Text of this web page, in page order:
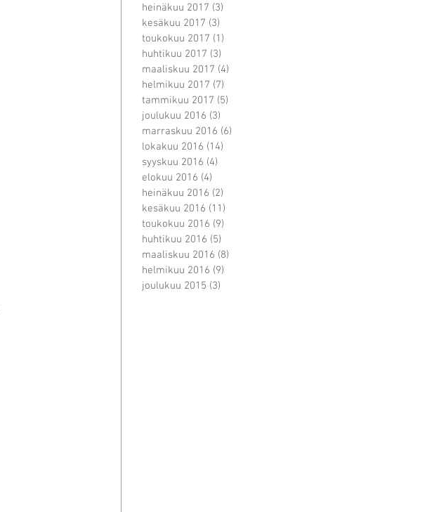
heinäkuu 2017 (3)
kesäkuu 2017 (3)
toukokuu 2017 (1)
huhtikuu 2017 (3)
maaliskuu 2017 (4)
helmikuu 2017 (7)
tammikuu 2017 (5)
joulukuu 2016 (3)
marraskuu 2016 (6)
lokakuu 2016 (14)
syyskuu 2016 (4)
elokuu 2016 (4)
heinäkuu 2016 (2)
kesäkuu 2016 (11)
toukokuu 2016 (9)
huhtikuu 2016 (5)
maaliskuu 2016 (8)
helmikuu 2016 (9)
joulukuu 2015 (3)